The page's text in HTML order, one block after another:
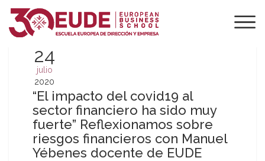
24
julio
2020
“El impacto del covid19 al
sector financiero ha sido muy
fuerte” Reflexionamos sobre
riesgos financieros con Manuel
Yébenes docente de EUDE